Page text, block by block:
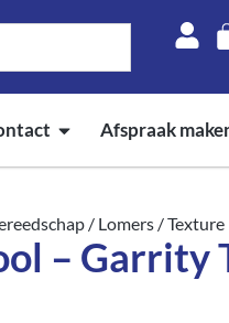
Afspraak
/ Lomers / Texture
– Garrity